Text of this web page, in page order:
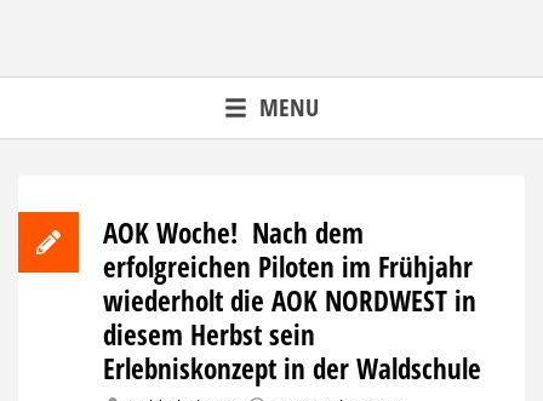
content
MENU
AOK Woche! Nach dem
erfolgreichen Piloten im Frühjahr
wiederholt die AOK NORDWEST in
diesem Herbst sein
Erlebniskonzept in der Waldschule